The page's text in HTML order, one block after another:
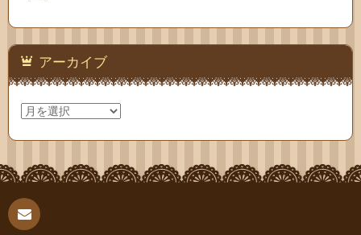
アーカイブ
ア
カ
ブ